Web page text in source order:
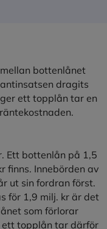
bottenlånet
dragits
ett topplån tar en
Ett bottenlån på 1,5
finns. Innebörden av
ut sin fordran först.
för 1,9 milj. kr är det
som förlorar
ett topplån tar därför